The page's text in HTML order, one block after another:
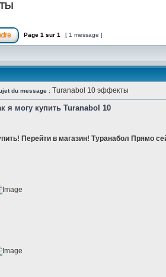
Page 1 sur 1 [ 1 message ]
du message : Turanabol 10 эффекты
я могу купить Turanabol 10
Перейти в магазин! Туранабол Прямо